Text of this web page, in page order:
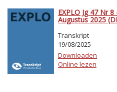
EXPLO Jg 47 Nr 8
Augustus 2025
Transkript
19/08/2025
Downloaden
Online lezen